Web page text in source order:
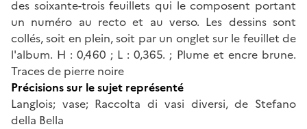
des soixante-trois feuillets qui le composent portant
un numéro au recto et au verso. Les dessins sont
collés, soit en plein, soit par un onglet sur le feuillet de
l'album. H : 0,460 ; L : 0,365. ; Plume et encre brune.
Traces de pierre noire
Précisions sur le sujet représenté
Langlois; vase; Raccolta di vasi diversi, de Stefano
della Bella